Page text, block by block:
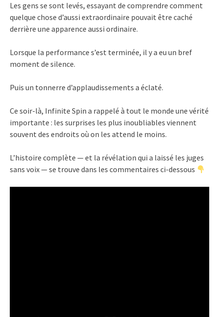
Les gens se sont levés, essayant de comprendre comment
quelque chose d’aussi extraordinaire pouvait être caché
derrière une apparence aussi ordinaire.
Lorsque la performance s’est terminée, il y a eu un bref
moment de silence.
Puis un tonnerre d’applaudissements a éclaté.
Ce soir-là, Infinite Spin a rappelé à tout le monde une vérité
importante : les surprises les plus inoubliables viennent
souvent des endroits où on les attend le moins.
L’histoire complète — et la révélation qui a laissé les juges
sans voix — se trouve dans les commentaires ci-dessous